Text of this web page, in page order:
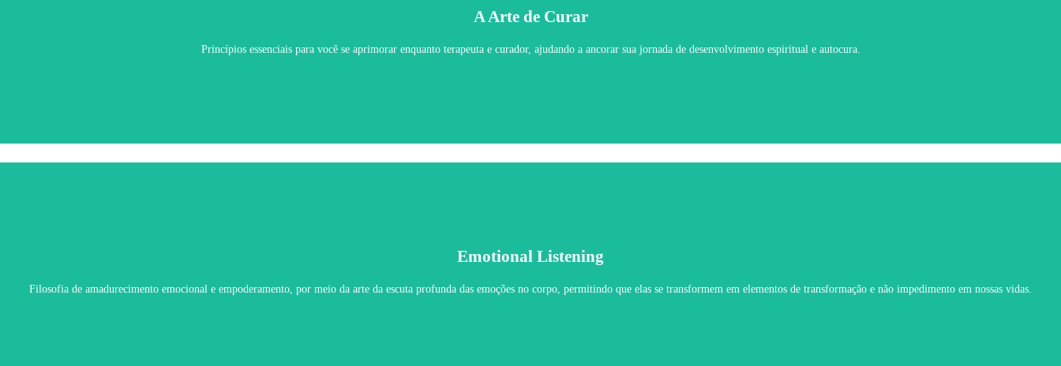
A Arte de Curar
Princípios essenciais para você se aprimorar enquanto terapeuta e curador, ajudando a ancorar sua jornada de desenvolvimento espiritual e autocura.
A Arte de Curar
Saiba Mais
Emotional Listening
Filosofia de amadurecimento emocional e empoderamento, por meio da arte da escuta profunda das emoções no corpo, permitindo que elas se transformem em elementos de transformação e não impedimento em nossas vidas.
Emotional Listening
Saiba Mais